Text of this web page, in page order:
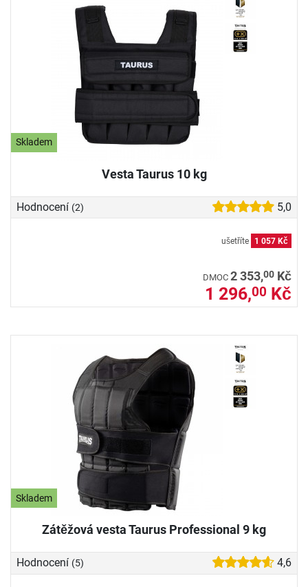
Skladem
Vesta Taurus 10 kg
Hodnocení (2) 5,0
ušetříte 1 057 Kč
DMOC 2 353,00 Kč
1 296,00 Kč
Skladem
Zátěžová vesta Taurus Professional 9 kg
Hodnocení (5) 4,6